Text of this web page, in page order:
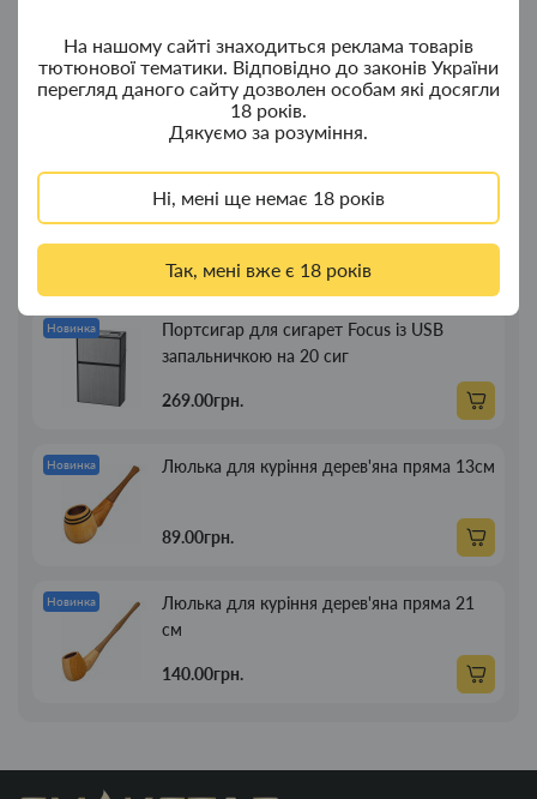
На нашому сайті знаходиться реклама товарів
тютюнової тематики. Відповідно до законів України
перегляд даного сайту дозволен особам які досягли
18 років.
Дякуємо за розуміння.
Ні, мені ще немає 18 років
Так, мені вже є 18 років
Новинка
Ковпак для водного "Граната Ф1" - ковпак
з дерева
380.00грн.
Ковпак для водного "Граната Ф1" - ковпак
композит
350.00грн.
Новинка
Портсигар для сигарет Focus із USB
запальничкою на 20 сиг
269.00грн.
Новинка Люлька для куріння дерев'яна пряма 13см
89.00грн.
Новинка
Люлька для куріння дерев'яна пряма 21
см
140.00грн.